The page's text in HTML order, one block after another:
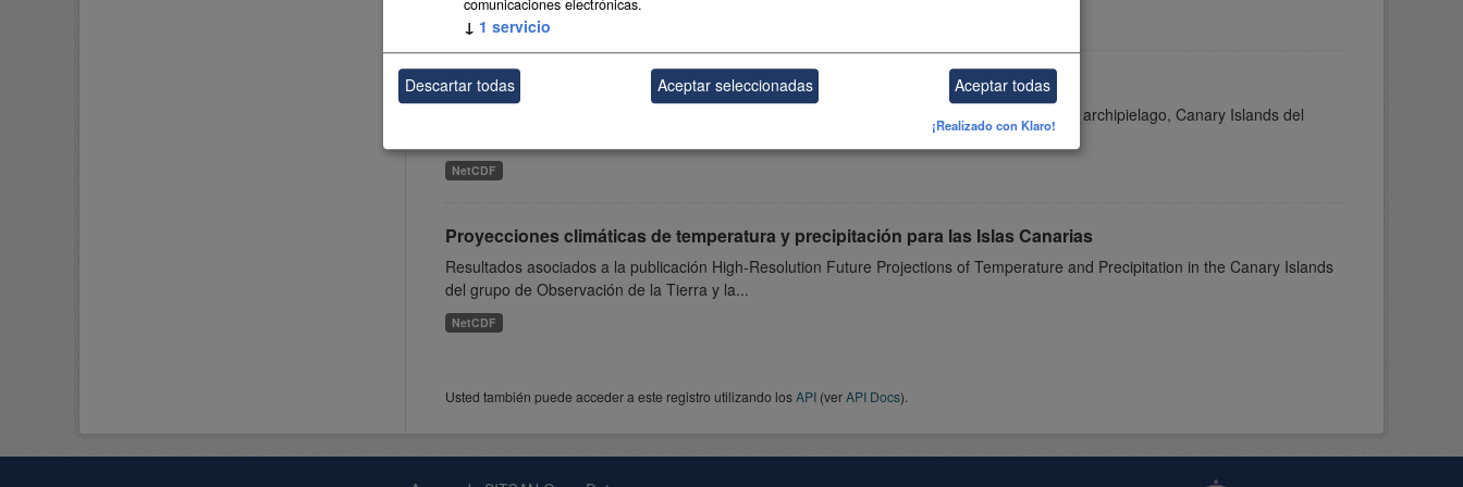
NetCDF
Proyecciones climáticas de viento para las Islas Canarias
Resultados asociados a la publicación Future projections of wind resource in a mountainous archipielago, Canary Islands del
NetCDF
Proyecciones climáticas de temperatura y precipitación para las Islas Canarias
Resultados asociados a la publicación High-Resolution Future Projections of Temperature and Precipitation in the Canary Islands
del grupo de Observación de la Tierra y la...
NetCDF
Usted también puede acceder a este registro utilizando losAPI(verAPI Docs).
comunicaciones electrónicas.
↓ 1 servicio
Descartar todas Aceptar seleccionadas Aceptar todas
¡Realizado con Klaro!